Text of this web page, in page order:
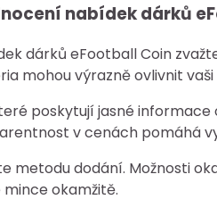
nabídek dárků
dárků eFootball Coin
mohou výrazně ovlivnit
poskytují jasné
v cenách pomáhá
metodu dodání. Možnosti
okamžitě.